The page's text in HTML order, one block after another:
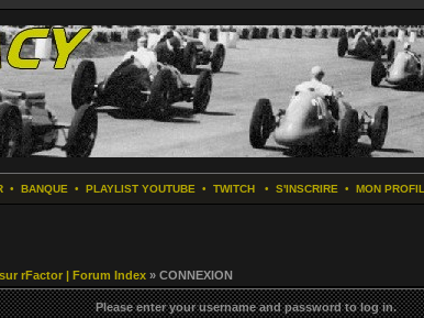
• BANQUE • PLAYLIST YOUTUBE • TWITCH• S'INSCRIRE • MON PROFIL
rFactor | Forum Index » CONNEXION
Please enter your username and password to log in.